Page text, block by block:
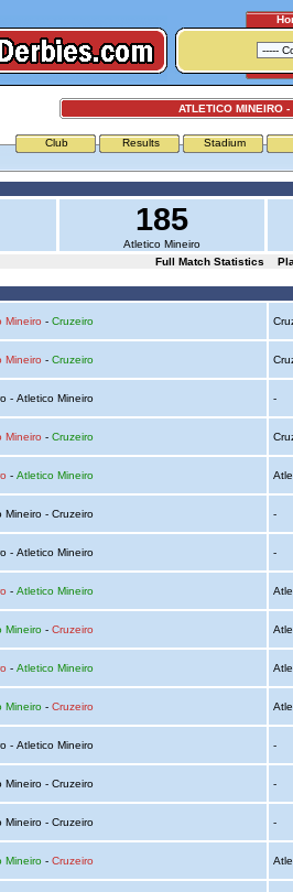
ATLETICO MINEIRO -
Club Results Stadium
185
Atletico Mineiro
Full Match Statistics
Mineiro - Cruzeiro
Mineiro - Cruzeiro
- Atletico Mineiro -
Mineiro - Cruzeiro
- Atletico Mineiro
Mineiro - Cruzeiro -
- Atletico Mineiro -
- Atletico Mineiro
Mineiro- Cruzeiro
- Atletico Mineiro
Mineiro- Cruzeiro
- Atletico Mineiro -
Mineiro - Cruzeiro -
Mineiro - Cruzeiro -
Mineiro- Cruzeiro